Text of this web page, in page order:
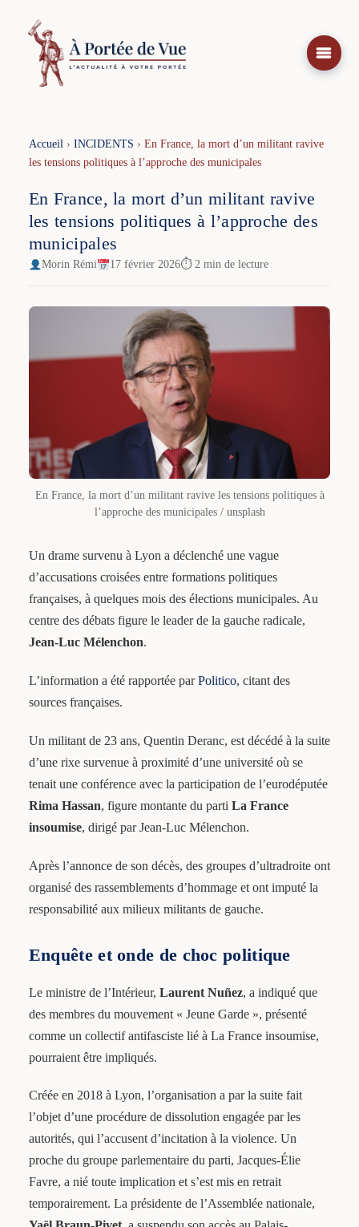
contenu
Accueil› INCIDENTS › En France, la mort d’un militant ravive
les tensions politiques à l’approche des municipales
En France, la mort d’un militant ravive
les tensions politiques à l’approche des
municipales
Morin Rémi 17 février 2026⏱ 2 min de lecture
En France, la mort d’un militant ravive les tensions politiques à
l’approche des municipales / unsplash
Un drame survenu à Lyon a déclenché une vague
d’accusations croisées entre formations politiques
françaises, à quelques mois des élections municipales. Au
centre des débats figure le leader de la gauche radicale,
Jean-Luc Mélenchon.
L’information a été rapportée parPolitico, citant des
sources françaises.
Un militant de 23 ans, Quentin Deranc, est décédé à la suite
d’une rixe survenue à proximité d’une université où se
tenait une conférence avec la participation de l’eurodéputée
Rima Hassan, figure montante du parti La France
insoumise, dirigé par Jean-Luc Mélenchon.
Après l’annonce de son décès, des groupes d’ultradroite ont
organisé des rassemblements d’hommage et ont imputé la
responsabilité aux milieux militants de gauche.
Enquête et onde de choc politique
Le ministre de l’Intérieur, Laurent Nuñez, a indiqué que
des membres du mouvement « Jeune Garde », présenté
comme un collectif antifasciste lié à La France insoumise,
pourraient être impliqués.
Créée en 2018 à Lyon, l’organisation a par la suite fait
l’objet d’une procédure de dissolution engagée par les
autorités, qui l’accusent d’incitation à la violence. Un
proche du groupe parlementaire du parti, Jacques-Élie
Favre, a nié toute implication et s’est mis en retrait
temporairement. La présidente de l’Assemblée nationale,